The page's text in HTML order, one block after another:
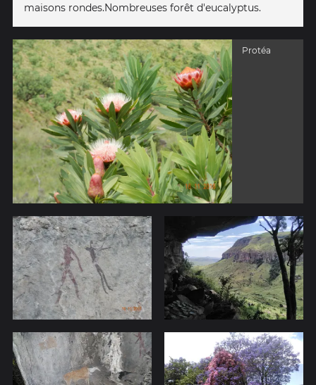
maisons rondes.Nombreuses forêt d'eucalyptus.
Protéa